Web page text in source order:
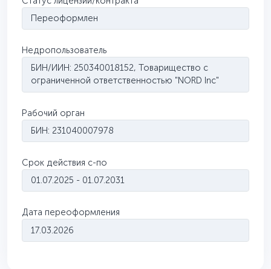
Переоформлен
Недропользователь
БИН/ИИН: 250340018152, Товарищество с
ограниченной ответственностью "NORD Inс"
Рабочий орган
БИН: 231040007978
Срок действия с-по
01.07.2025 - 01.07.2031
Дата переоформления
17.03.2026